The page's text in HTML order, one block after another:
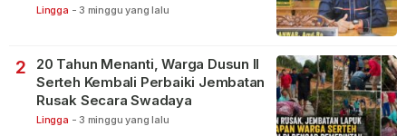
Lingga - 3 minggu yang lalu
2
20 Tahun Menanti, Warga Dusun II
Serteh Kembali Perbaiki Jembatan
Rusak Secara Swadaya
Lingga - 3 minggu yang lalu